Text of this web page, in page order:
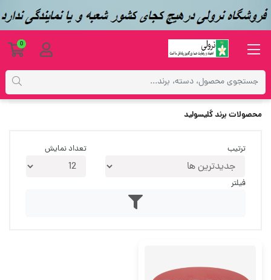
محصولات برند گلیسولید
ترتیب تعداد نمایش
فیلتر
0